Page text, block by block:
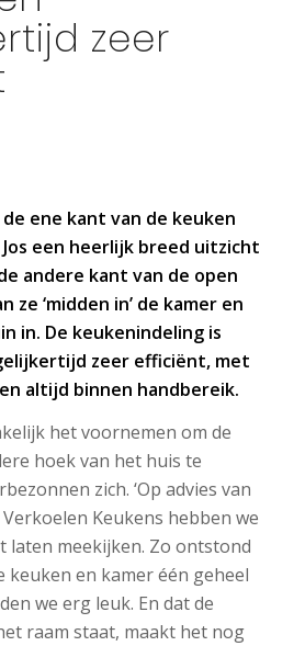
zeer
de ene kant van de keuken
een heerlijk breed uitzicht
andere kant van de open
ze ‘midden in’ de kamer en
in. De keukenindeling is
zeer efficiënt, met
altijd binnen handbereik.
het voornemen om de
hoek van het huis te
zich. ‘Op advies van
Keukens hebben we
laten meekijken. Zo ontstond
keuken en kamer één geheel
we erg leuk. En dat de
raam staat, maakt het nog